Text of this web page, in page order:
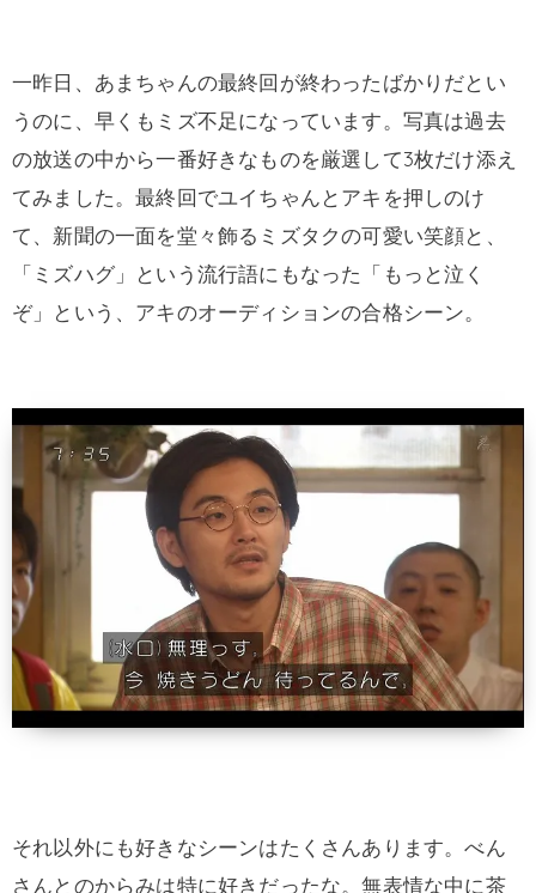
一昨日、あまちゃんの最終回が終わったばかりだとい
うのに、早くもミズ不足になっています。写真は過去
の放送の中から一番好きなものを厳選して3枚だけ添え
てみました。最終回でユイちゃんとアキを押しのけ
て、新聞の一面を堂々飾るミズタクの可愛い笑顔と、
「ミズハグ」という流行語にもなった「もっと泣く
ぞ」という、アキのオーディションの合格シーン。
それ以外にも好きなシーンはたくさんあります。べん
さんとのからみは特に好きだったな。無表情な中に茶